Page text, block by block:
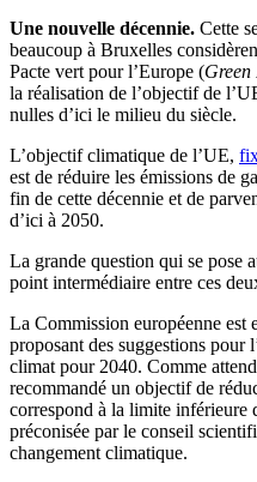
Une nouvelle décennie. Cette
beaucoup à Bruxelles
Pacte vert pour l’Europe (
la réalisation de l’objectif de
nulles d’ici le milieu du siècle.
L’objectif climatique de l’UE,
est de réduire les émissions de
fin de cette décennie et de
d’ici à 2050.
La grande question qui se pose
point intermédiaire entre ces
La Commission européenne est
proposant des suggestions pour
climat pour 2040. Comme
recommandé un objectif de
correspond à la limite inférieure
préconisée par le conseil
changement climatique.